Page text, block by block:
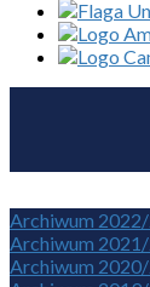
Archiwum
Archiwum
Archiwum